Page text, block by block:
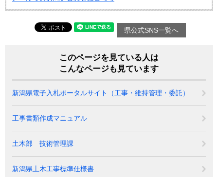
県公式SNS一覧へ
このページを見ている人は
こんなページも見ています
新潟県電子入札ポータルサイト（工事・維持管理・委託）
工事書類作成マニュアル
土木部 技術管理課
新潟県土木工事標準仕様書